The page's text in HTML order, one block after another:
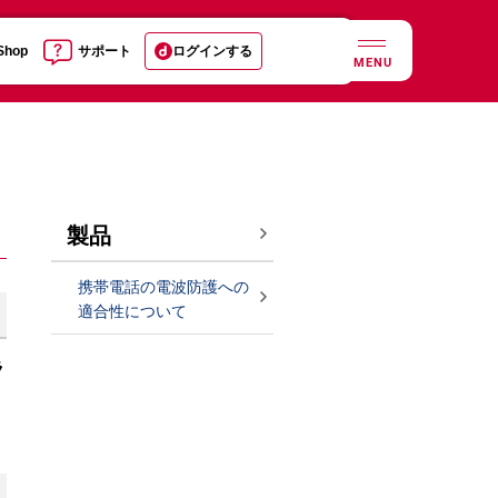
サポート ログインする
MENU
製品
携帯電話の電波防護への
適合性について